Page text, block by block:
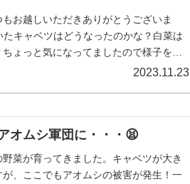
お越しいただきありがとうございま
キャベツはどうなったのかな？白菜は
ょっと気になってましたので様子を見
2023.11.23
オムシ軍団に・・・😫
菜が育ってきました。キャベツが大き
、ここでもアオムシの被害が発生！一